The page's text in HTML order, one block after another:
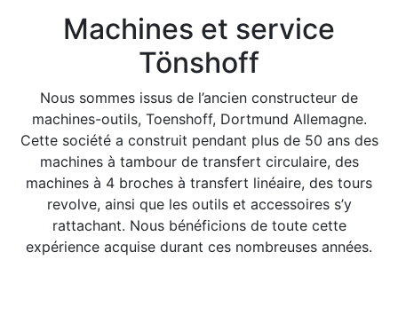
Machines et service
Tönshoff
Nous sommes issus de l’ancien constructeur de
machines-outils, Toenshoff, Dortmund Allemagne.
Cette société a construit pendant plus de 50 ans des
machines à tambour de transfert circulaire, des
machines à 4 broches à transfert linéaire, des tours
revolve, ainsi que les outils et accessoires s’y
rattachant. Nous bénéficions de toute cette
expérience acquise durant ces nombreuses années.